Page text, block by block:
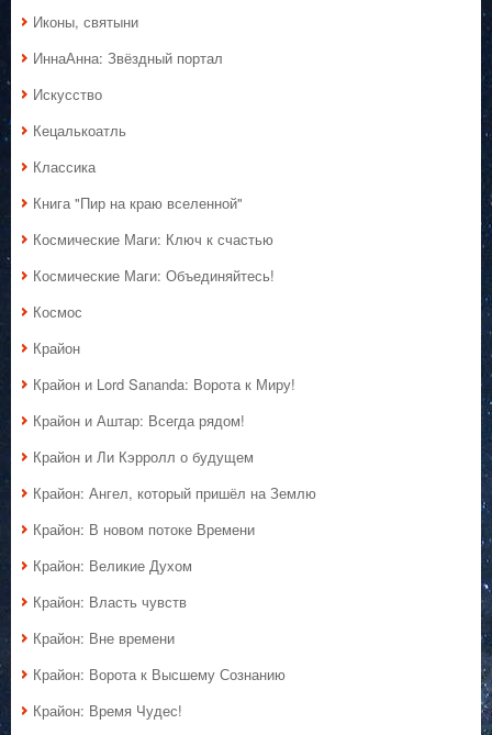
Иконы, святыни
ИннаАнна: Звёздный портал
Искусство
Кецалькоатль
Классика
Книга "Пир на краю вселенной"
Космические Маги: Ключ к счастью
Космические Маги: Объединяйтесь!
Космос
Крайон
Крайон и Lord Sananda: Ворота к Миру!
Крайон и Аштар: Всегда рядом!
Крайон и Ли Кэрролл о будущем
Крайон: Ангел, который пришёл на Землю
Крайон: В новом потоке Времени
Крайон: Великие Духом
Крайон: Власть чувств
Крайон: Вне времени
Крайон: Ворота к Высшему Сознанию
Крайон: Время Чудес!